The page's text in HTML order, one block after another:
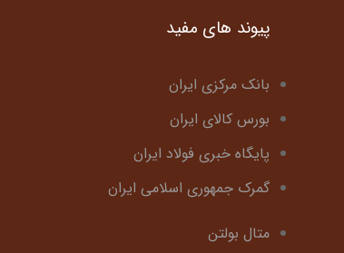
پیوند های مفید
بانک مرکزی ایران
بورس کالای ایران
پایگاه خبری فولاد ایران
گمرک جمهوری اسلامی ایران
متال بولتن